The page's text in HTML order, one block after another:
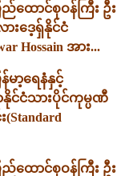
ည်ထောင်စုဝန်ကြီး ဦး
းဒေ့ရှ်နိုင်ငံ
Hossain အား...
မာ့ရေနံနှင့်
နိုင်ငံသားပိုင်ကုမ္ပဏီ
ည်ထောင်စုဝန်ကြီး ဦး